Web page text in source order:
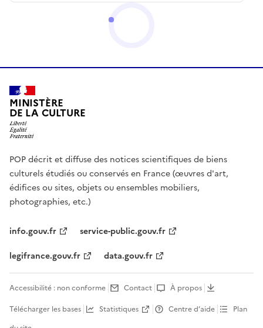
MINISTÈRE
DE LA CULTURE
POP décrit et diffuse des notices scientifiques de biens
culturels étudiés ou conservés en France (œuvres d'art,
édifices ou sites, objets ou ensembles mobiliers,
photographies, etc.)
info.gouv.fr
service-public.gouv.fr
legifrance.gouv.fr
data.gouv.fr
Accessibilité : non conforme Contact
À propos
Télécharger les bases
Statistiques Centre d’aide
Plan